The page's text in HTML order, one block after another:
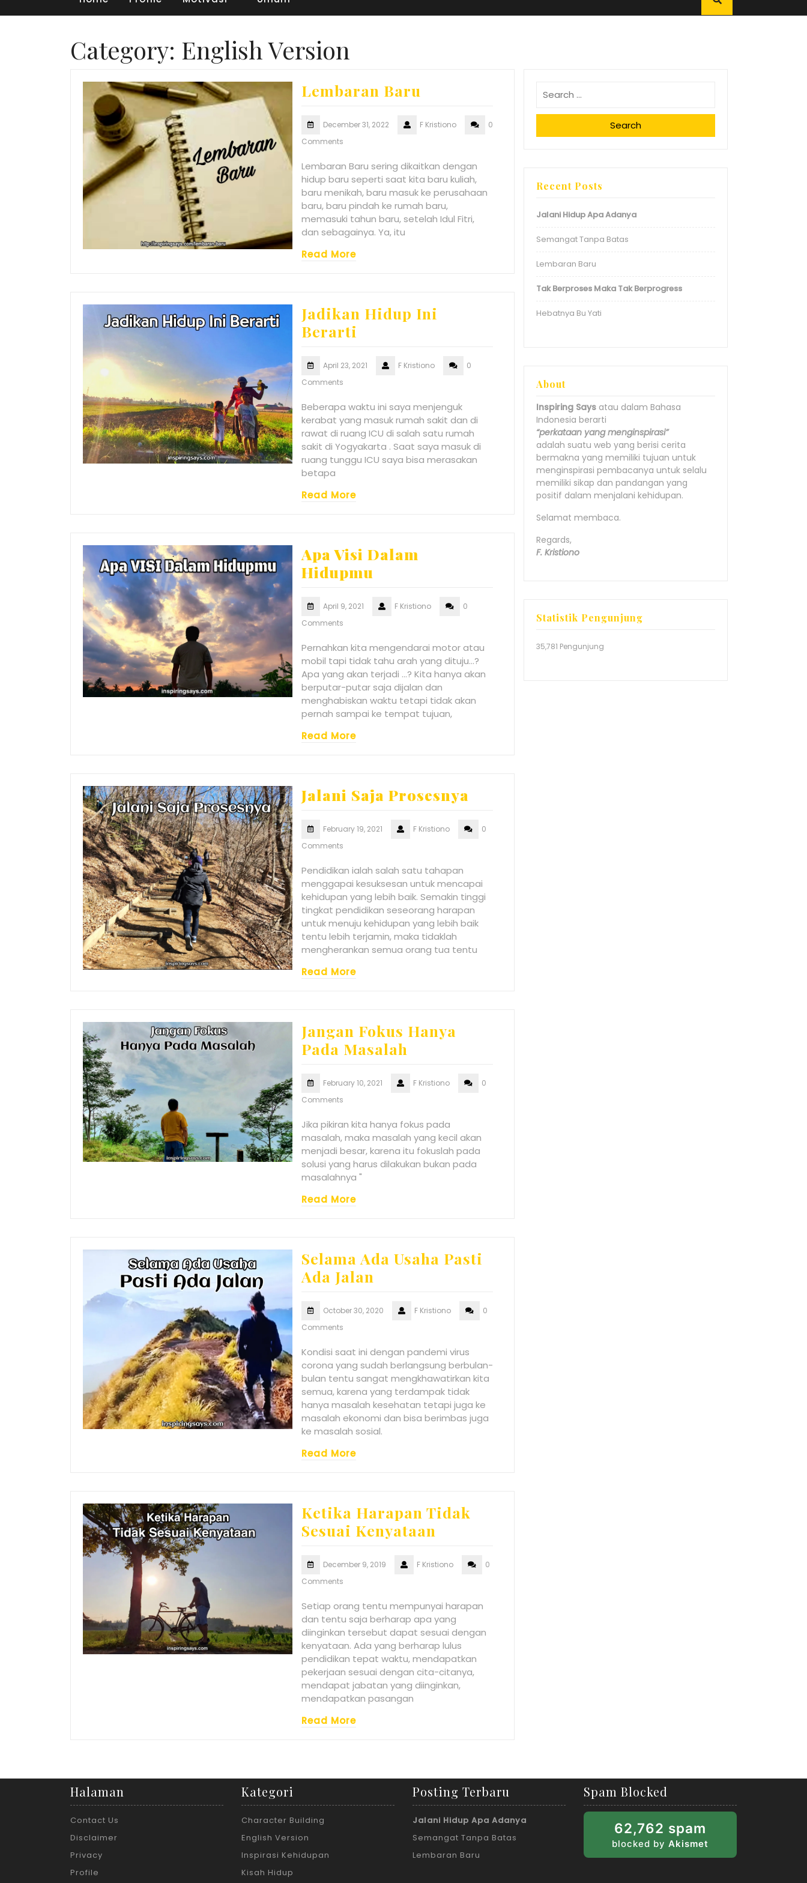
Category: English Version
Lembaran Baru
December 31, 2022 F Kristiono
0
Comments
Lembaran Baru sering dikaitkan dengan
hidup baru seperti saat kita baru kuliah,
baru menikah, baru masuk ke perusahaan
baru, baru pindah ke rumah baru,
memasuki tahun baru, setelah Idul Fitri,
dan sebagainya. Ya, itu
Read More
Jadikan Hidup Ini
Berarti
April 23, 2021 F Kristiono
0
Comments
Beberapa waktu ini saya menjenguk
kerabat yang masuk rumah sakit dan di
rawat di ruang ICU di salah satu rumah
sakit di Yogyakarta . Saat saya masuk di
ruang tunggu ICU saya bisa merasakan
betapa
Read More
Apa Visi Dalam
Hidupmu
April 9, 2021 F Kristiono
0
Comments
Pernahkan kita mengendarai motor atau
mobil tapi tidak tahu arah yang dituju…?
Apa yang akan terjadi …? Kita hanya akan
berputar-putar saja dijalan dan
menghabiskan waktu tetapi tidak akan
pernah sampai ke tempat tujuan,
Read More
Jalani Saja Prosesnya
February 19, 2021 F Kristiono
0
Comments
Pendidikan ialah salah satu tahapan
menggapai kesuksesan untuk mencapai
kehidupan yang lebih baik. Semakin tinggi
tingkat pendidikan seseorang harapan
untuk menuju kehidupan yang lebih baik
tentu lebih terjamin, maka tidaklah
mengherankan semua orang tua tentu
Read More
Jangan Fokus Hanya
Pada Masalah
February 10, 2021 F Kristiono
0
Comments
Jika pikiran kita hanya fokus pada
masalah, maka masalah yang kecil akan
menjadi besar, karena itu fokuslah pada
solusi yang harus dilakukan bukan pada
masalahnya "
Read More
Selama Ada Usaha Pasti
Ada Jalan
October 30, 2020 F Kristiono
0
Comments
Kondisi saat ini dengan pandemi virus
corona yang sudah berlangsung berbulan-
bulan tentu sangat mengkhawatirkan kita
semua, karena yang terdampak tidak
hanya masalah kesehatan tetapi juga ke
masalah ekonomi dan bisa berimbas juga
ke masalah sosial.
Read More
Ketika Harapan Tidak
Sesuai Kenyataan
December 9, 2019 F Kristiono
0
Comments
Setiap orang tentu mempunyai harapan
dan tentu saja berharap apa yang
diinginkan tersebut dapat sesuai dengan
kenyataan. Ada yang berharap lulus
pendidikan tepat waktu, mendapatkan
pekerjaan sesuai dengan cita-citanya,
mendapat jabatan yang diinginkan,
mendapatkan pasangan
Read More
Search
Recent Posts
Jalani Hidup Apa Adanya
Semangat Tanpa Batas
Lembaran Baru
Tak Berproses Maka Tak Berprogress
Hebatnya Bu Yati
About
Inspiring Says atau dalam Bahasa
Indonesia berarti
“perkataan yang menginspirasi”
adalah suatu web yang berisi cerita
bermakna yang memiliki tujuan untuk
menginspirasi pembacanya untuk selalu
memiliki sikap dan pandangan yang
positif dalam menjalani kehidupan.
Selamat membaca.
Regards,
F. Kristiono
Statistik Pengunjung
35,781 Pengunjung
Halaman
Contact Us
Disclaimer
Privacy
Profile
Kategori
Character Building
English Version
Inspirasi Kehidupan
Kisah Hidup
Posting Terbaru
Jalani Hidup Apa Adanya
Semangat Tanpa Batas
Lembaran Baru
Spam Blocked
62,762 spam
blocked by Akismet